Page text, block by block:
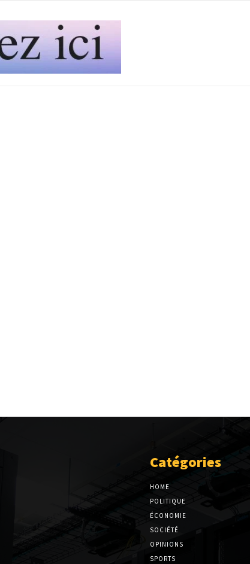
Catégories
HOME
POLITIQUE
ÉCONOMIE
SOCIÉTÉ
OPINIONS
SPORTS